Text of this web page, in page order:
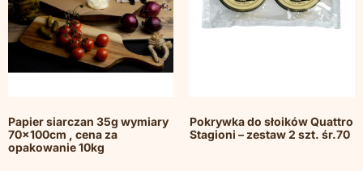
Papier siarczan 35g wymiary
70x100cm , cena za
opakowanie 10kg
Pokrywka do słoików Quattro
Stagioni – zestaw 2 szt. śr.70